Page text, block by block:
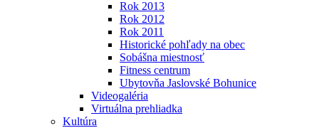
Rok 2013
Rok 2012
Rok 2011
Historické pohľady na obec
Sobášna miestnosť
Fitness centrum
Ubytovňa Jaslovské Bohunice
Videogaléria
Virtuálna prehliadka
Kultúra